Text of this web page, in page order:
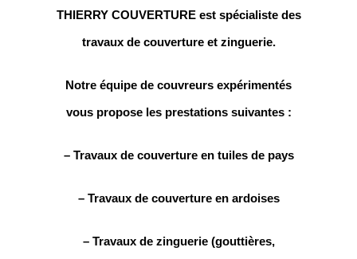
NOUS CONTACTER
THIERRY COUVERTURE est spécialiste des
travaux de couverture et zinguerie.
Notre équipe de couvreurs expérimentés
vous propose les prestations suivantes :
– Travaux de couverture en tuiles de pays
– Travaux de couverture en ardoises
– Travaux de zinguerie (gouttières,